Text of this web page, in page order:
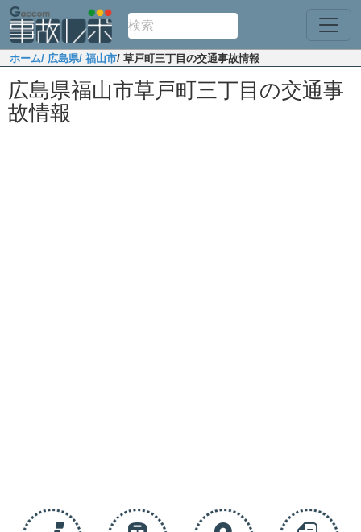
ホーム/ 広島県/ 福山市/ 草戸町三丁目の交通事故情報
広島県福山市草戸町三丁目の交通事
故情報